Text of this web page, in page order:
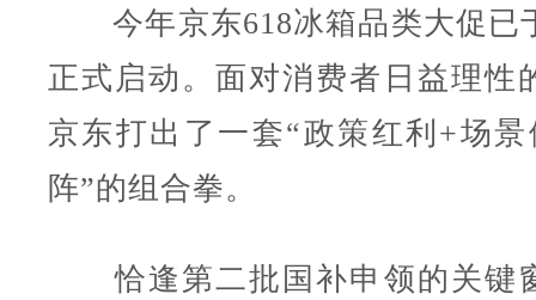
今年京东618冰箱品类大促已
正式启动。面对消费者日益理性
京东打出了一套“政策红利+场
阵”的组合拳。
恰逢第二批国补申领的关键